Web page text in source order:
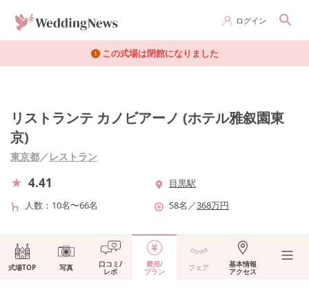
ログイン
この式場は閉館になりました
リストランテ カノビアーノ (ホテル雅叙園東
京)
東京都／レストラン
4.41
目黒駅
人数
10名〜66名 58名 ／368万円
式場TOP 写真 口コミ/
レポ
費用/
プラン フェア 基本情報
アクセス